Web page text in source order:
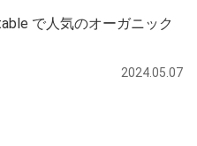
で人気のオーガニック
2024.05.07